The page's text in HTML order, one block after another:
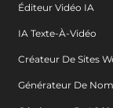
Éditeur Vidéo IA
IA Texte-À-Vidéo
Créateur De Sites
Générateur De